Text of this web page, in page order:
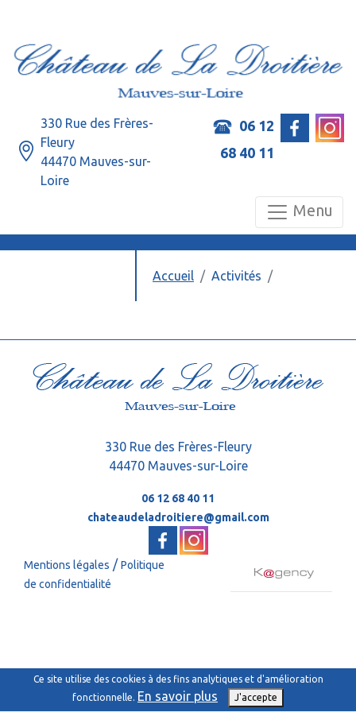
Ce site utilise des cookies à des fins analytiques et d'amélioration
fonctionnelle. En savoir plus J'accepte
330 Rue des Frères-
Fleury
44470 Mauves-sur-
Loire
06 12
68 40 11
Menu
Accueil Activités
330 Rue des Frères-Fleury
44470 Mauves-sur-Loire
06 12 68 40 11
chateaudeladroitiere@gmail.com
Mentions légales /Politique
de confidentialité